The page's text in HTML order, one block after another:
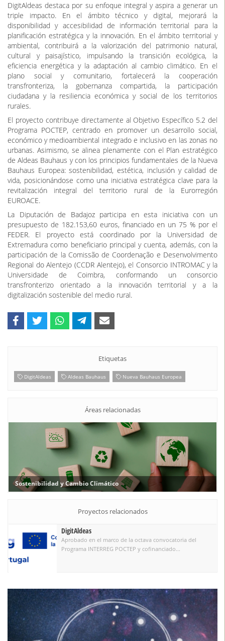
DigitAldeas destaca por su enfoque integral y aspira a generar un
triple impacto. En el ámbito técnico y digital, mejorará la
disponibilidad y accesibilidad de información territorial para la
planificación estratégica y la innovación. En el ámbito territorial y
ambiental, contribuirá a la valorización del patrimonio natural,
cultural y paisajístico, impulsando la transición ecológica, la
eficiencia energética y la adaptación al cambio climático. En el
plano social y comunitario, fortalecerá la cooperación
transfronteriza, la gobernanza compartida, la participación
ciudadana y la resiliencia económica y social de los territorios
rurales.
El proyecto contribuye directamente al Objetivo Específico 5.2 del
Programa POCTEP, centrado en promover un desarrollo social,
económico y medioambiental integrado e inclusivo en las zonas no
urbanas. Asimismo, se alinea plenamente con el Plan estratégico
de Aldeas Bauhaus y con los principios fundamentales de la Nueva
Bauhaus Europea: sostenibilidad, estética, inclusión y calidad de
vida, posicionándose como una iniciativa estratégica clave para la
revitalización integral del territorio rural de la Eurorregión
EUROACE.
La Diputación de Badajoz participa en esta iniciativa con un
presupuesto de 182.153,60 euros, financiado en un 75 % por el
FEDER. El proyecto está coordinado por la Universidad de
Extremadura como beneficiario principal y cuenta, además, con la
participación de la Comissão de Coordenação e Desenvolvimento
Regional do Alentejo (CCDR Alentejo), el Consorcio INTROMAC y la
Universidade de Coimbra, conformando un consorcio
transfronterizo orientado a la innovación territorial y a la
digitalización sostenible del medio rural.
Etiquetas
DigitAldeas Aldeas Bauhaus Nueva Bauhaus Europea
Áreas relacionadas
Sostenibilidad y Cambio Climático
Proyectos relacionados
DigitAldeas
Aprobado en el marco de la octava convocatoria del
Programa INTERREG POCTEP y cofinanciado...